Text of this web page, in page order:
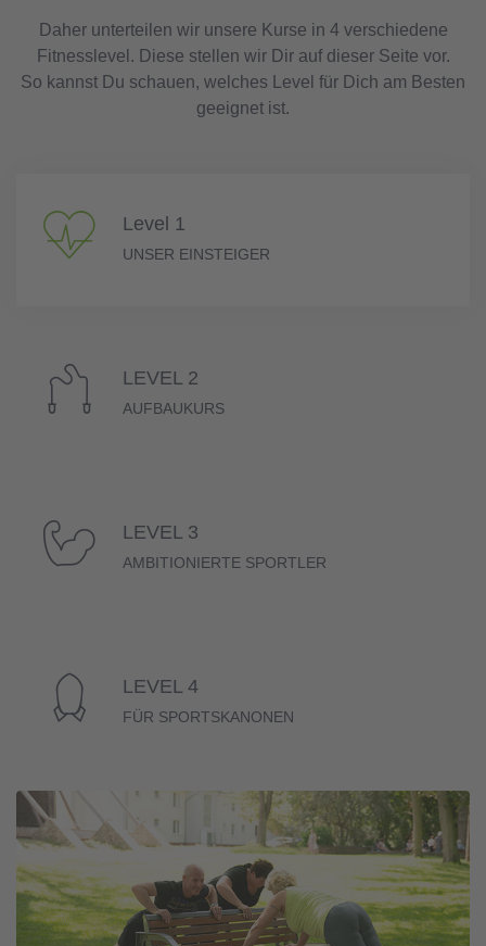
Daher unterteilen wir unsere Kurse in 4 verschiedene
Fitnesslevel. Diese stellen wir Dir auf dieser Seite vor.
So kannst Du schauen, welches Level für Dich am Besten
geeignet ist.
Level 1
UNSER EINSTEIGER
LEVEL 2
AUFBAUKURS
LEVEL 3
AMBITIONIERTE SPORTLER
LEVEL 4
FÜR SPORTSKANONEN